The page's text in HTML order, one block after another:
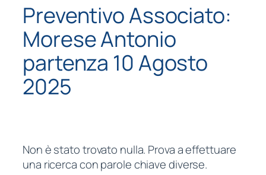
Preventivo Associato:
Morese Antonio
partenza 10 Agosto
2025
Non è stato trovato nulla. Prova a effettuare
una ricerca con parole chiave diverse.